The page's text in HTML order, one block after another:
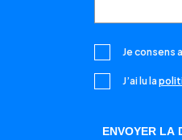
Je consens
J’ai lu la